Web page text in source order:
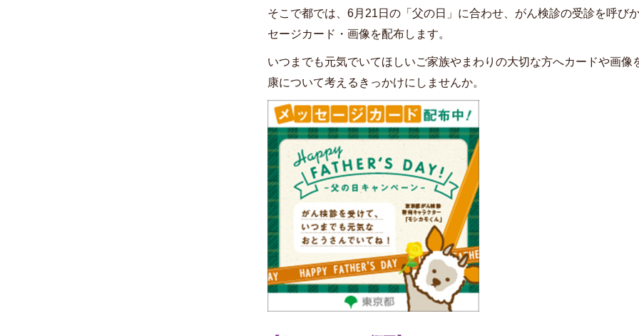
そこで都では、6月21日の「父の日」に合わせ、がん検診の受診を呼び
セージカード・画像を配布します。
いつまでも元気でいてほしいご家族やまわりの大切な方へカードや画像
康について考えるきっかけにしませんか。